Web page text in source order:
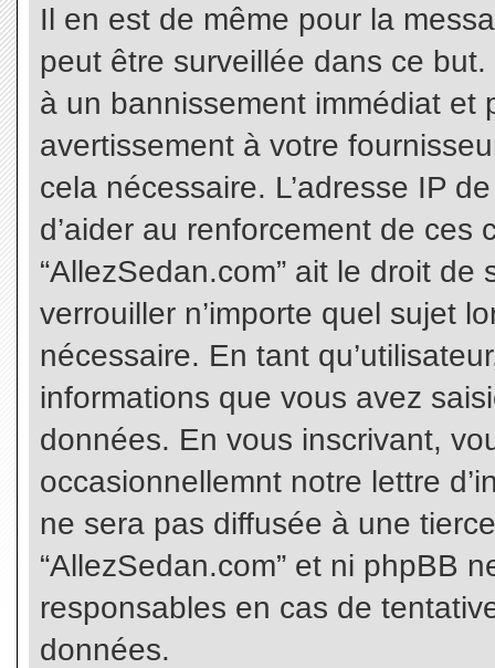
Il en est de même pour la
peut être surveillée dans ce
à un bannissement immédiat et
avertissement à votre
cela nécessaire. L’adresse IP
d’aider au renforcement de
“AllezSedan.com” ait le droit de
verrouiller n’importe quel sujet
nécessaire. En tant
informations que vous avez
données. En vous inscrivant,
occasionnellemnt notre lettre
ne sera pas diffusée à une
“AllezSedan.com” et ni phpBB
responsables en cas de
données.